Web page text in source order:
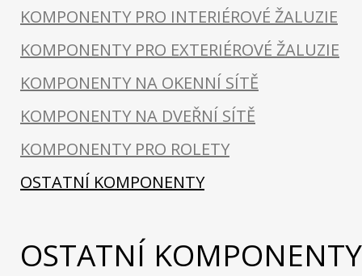
KOMPONENTY PRO INTERIÉROVÉ ŽALUZIE
KOMPONENTY PRO EXTERIÉROVÉ ŽALUZIE
KOMPONENTY NA OKENNÍ SÍTĚ
KOMPONENTY NA DVEŘNÍ SÍTĚ
KOMPONENTY PRO ROLETY
OSTATNÍ KOMPONENTY
OSTATNÍ KOMPONENTY